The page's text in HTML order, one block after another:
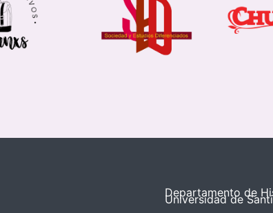
Departamento de
Universidad de